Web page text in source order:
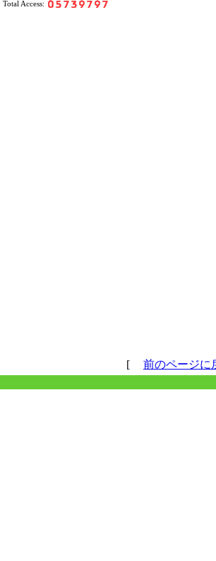
Total Access:
[ 前のページに